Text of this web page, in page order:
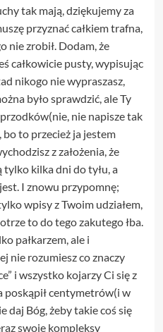
tak mają, dziękujemy za
przyznać całkiem trafna,
nie zrobił. Dodam, że
całkowicie pusty, wypisując
nikogo nie wypraszasz,
było sprawdzić, ale Ty
nie napisze tak
to przecież ja jestem
z założenia, że
tylko kilka dni do tyłu, a
I znowu przypomnę;
wpisy z Twoim udziałem,
to do tego zakutego łba.
pałkarzem, ale i
nie rozumiesz co znaczy
i wszystko kojarzy Ci się z
poskąpił centymetrów(i w
daj Bóg, żeby takie coś się
swoje kompleksy